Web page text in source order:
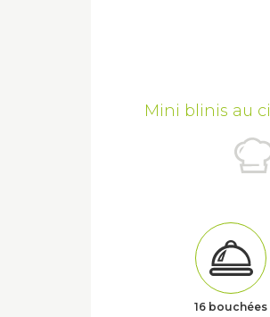
Mini blinis au
16 bouchées